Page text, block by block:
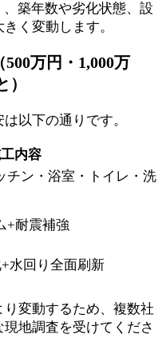
築年数や劣化状態、設
く変動します。
万円・1,000万
以下の通りです。
内容
チン・浴室・トイレ・洗
+耐震補強
水回り全面刷新
変動するため、複数社
地調査を受けてくださ